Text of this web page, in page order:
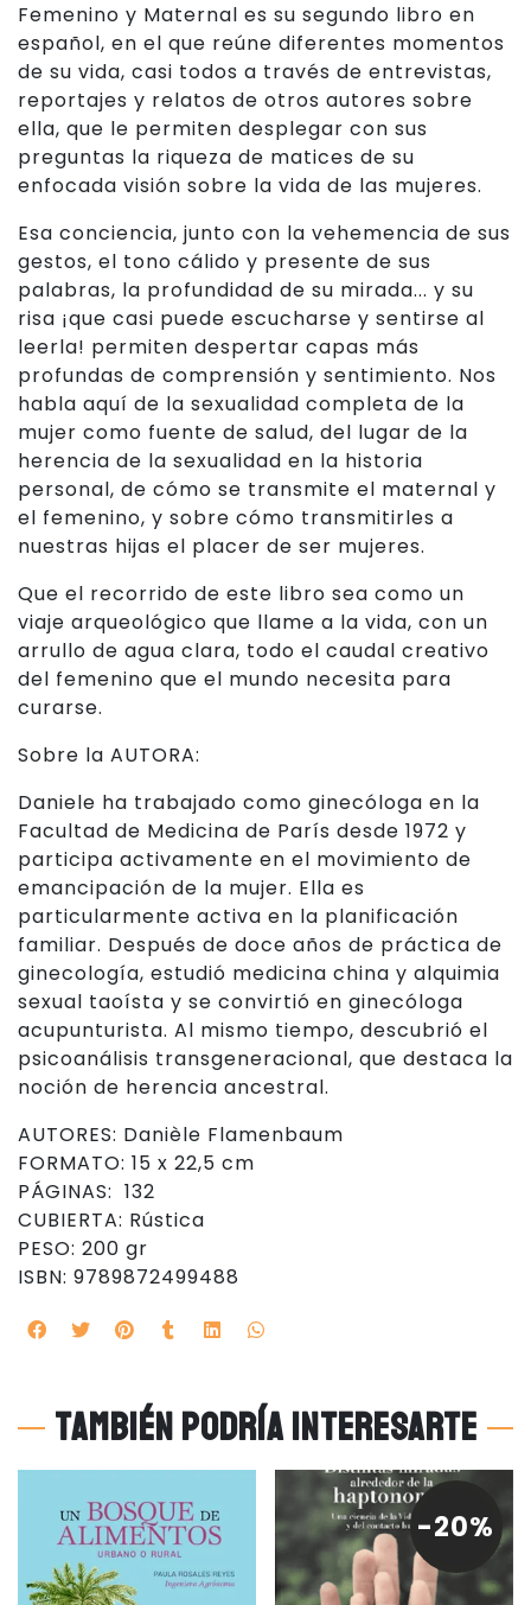
Femenino y Maternal es su segundo libro en
español, en el que reúne diferentes momentos
de su vida, casi todos a través de entrevistas,
reportajes y relatos de otros autores sobre
ella, que le permiten desplegar con sus
preguntas la riqueza de matices de su
enfocada visión sobre la vida de las mujeres.
Esa conciencia, junto con la vehemencia de sus
gestos, el tono cálido y presente de sus
palabras, la profundidad de su mirada... y su
risa ¡que casi puede escucharse y sentirse al
leerla! permiten despertar capas más
profundas de comprensión y sentimiento. Nos
habla aquí de la sexualidad completa de la
mujer como fuente de salud, del lugar de la
herencia de la sexualidad en la historia
personal, de cómo se transmite el maternal y
el femenino, y sobre cómo transmitirles a
nuestras hijas el placer de ser mujeres.
Que el recorrido de este libro sea como un
viaje arqueológico que llame a la vida, con un
arrullo de agua clara, todo el caudal creativo
del femenino que el mundo necesita para
curarse.
Sobre la AUTORA:
Daniele ha trabajado como ginecóloga en la
Facultad de Medicina de París desde 1972 y
participa activamente en el movimiento de
emancipación de la mujer. Ella es
particularmente activa en la planificación
familiar. Después de doce años de práctica de
ginecología, estudió medicina china y alquimia
sexual taoísta y se convirtió en ginecóloga
acupunturista. Al mismo tiempo, descubrió el
psicoanálisis transgeneracional, que destaca la
noción de herencia ancestral.
AUTORES: Danièle Flamenbaum
FORMATO: 15 x 22,5 cm
PÁGINAS: 132
CUBIERTA: Rústica
PESO: 200 gr
ISBN: 9789872499488
También podría interesarte
-20%